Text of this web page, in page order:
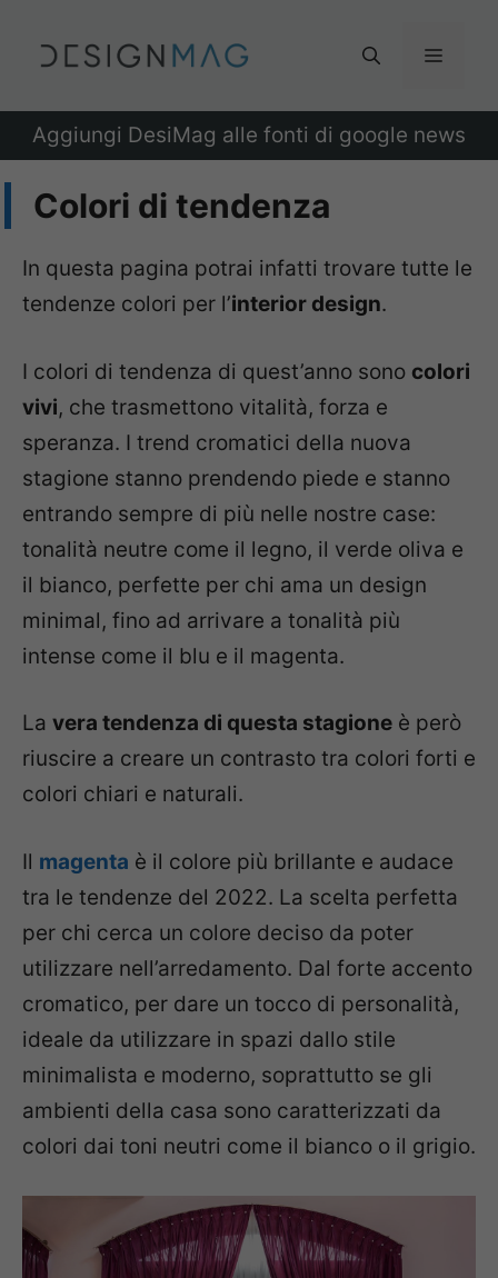
Menu
Aggiungi DesiMag alle fonti di google news
Colori di tendenza
In questa pagina potrai infatti trovare tutte le
tendenze colori per l’interior design.
I colori di tendenza di quest’anno sono colori
vivi, che trasmettono vitalità, forza e
speranza. I trend cromatici della nuova
stagione stanno prendendo piede e stanno
entrando sempre di più nelle nostre case:
tonalità neutre come il legno, il verde oliva e
il bianco, perfette per chi ama un design
minimal, fino ad arrivare a tonalità più
intense come il blu e il magenta.
La vera tendenza di questa stagione è però
riuscire a creare un contrasto tra colori forti e
colori chiari e naturali.
Il magenta è il colore più brillante e audace
tra le tendenze del 2022. La scelta perfetta
per chi cerca un colore deciso da poter
utilizzare nell’arredamento. Dal forte accento
cromatico, per dare un tocco di personalità,
ideale da utilizzare in spazi dallo stile
minimalista e moderno, soprattutto se gli
ambienti della casa sono caratterizzati da
colori dai toni neutri come il bianco o il grigio.